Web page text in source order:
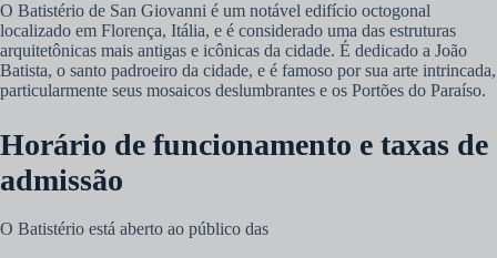
O Batistério de San Giovanni é um notável edifício octogonal
localizado em Florença, Itália, e é considerado uma das estruturas
arquitetônicas mais antigas e icônicas da cidade. É dedicado a João
Batista, o santo padroeiro da cidade, e é famoso por sua arte intrincada,
particularmente seus mosaicos deslumbrantes e os Portões do Paraíso.
Horário de funcionamento e taxas de
admissão
O Batistério está aberto ao público das